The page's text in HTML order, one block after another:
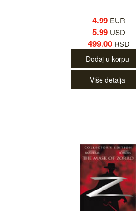
4.99 EUR
5.99 USD
499.00 RSD
Dodaj u korpu
Više detalja